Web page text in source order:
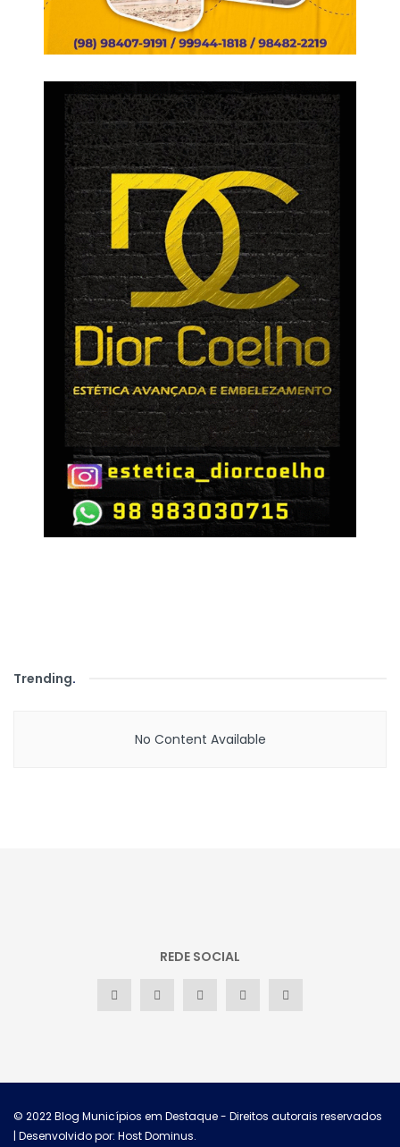
Trending.
No Content Available
REDE SOCIAL
© 2022Blog Municípios em Destaque- Direitos autorais reservados
| Desenvolvido por: Host Dominus.